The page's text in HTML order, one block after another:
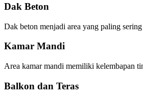
Dak Beton
Dak beton menjadi area yang paling
Kamar Mandi
Area kamar mandi memiliki kelembapan
Balkon dan Teras